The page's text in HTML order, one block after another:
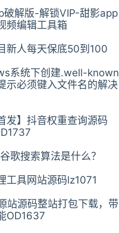
破解版-解锁VIP-甜影app
频编辑工具箱
新人每天保底50到100
系统下创建.well-known
示必须键入文件名的解决
发】抖音权重查询源码
歌搜索算法是什么？
工具网站源码lz1071
站源码整站打包下载，带
OD1637